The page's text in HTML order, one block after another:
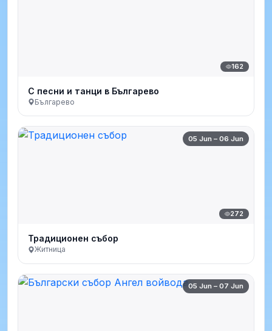
162
С песни и танци в Българево
Българево
05 Jun – 06 Jun
272
Традиционен събор
Житница
05 Jun – 07 Jun